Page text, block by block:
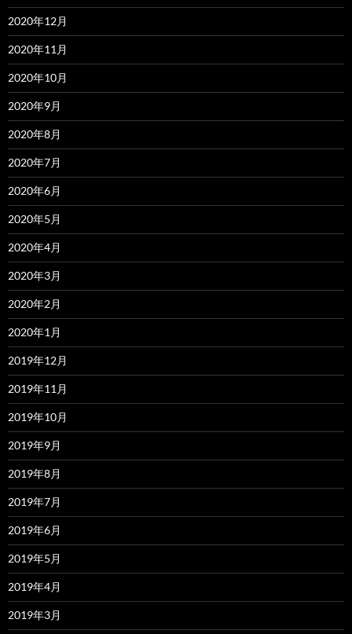
2020年12月
2020年11月
2020年10月
2020年9月
2020年8月
2020年7月
2020年6月
2020年5月
2020年4月
2020年3月
2020年2月
2020年1月
2019年12月
2019年11月
2019年10月
2019年9月
2019年8月
2019年7月
2019年6月
2019年5月
2019年4月
2019年3月